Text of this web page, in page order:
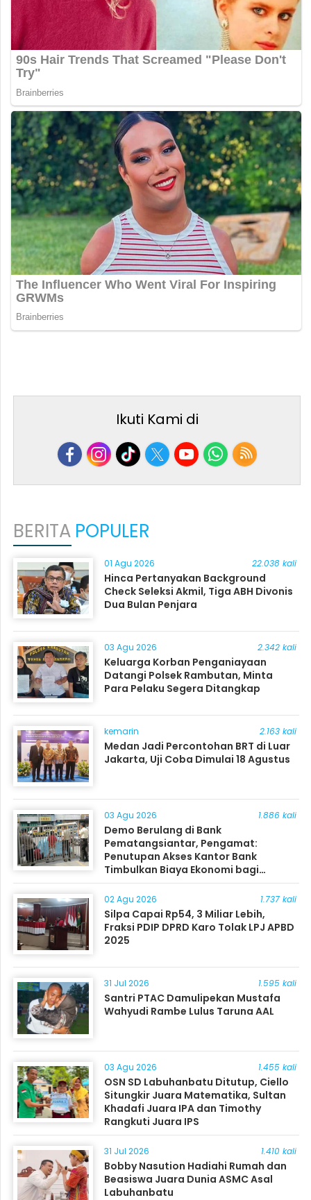
Ikuti Kami di
BERITA POPULER
01 Agu 2026 22.038 kali
Hinca Pertanyakan Background
Check Seleksi Akmil, Tiga ABH Divonis
Dua Bulan Penjara
03 Agu 2026 2.342 kali
Keluarga Korban Penganiayaan
Datangi Polsek Rambutan, Minta
Para Pelaku Segera Ditangkap
kemarin 2.163 kali
Medan Jadi Percontohan BRT di Luar
Jakarta, Uji Coba Dimulai 18 Agustus
03 Agu 2026 1.886 kali
Demo Berulang di Bank
Pematangsiantar, Pengamat:
Penutupan Akses Kantor Bank
Timbulkan Biaya Ekonomi bagi
Masyarakat
02 Agu 2026 1.737 kali
Silpa Capai Rp54, 3 Miliar Lebih,
Fraksi PDIP DPRD Karo Tolak LPJ APBD
2025
31 Jul 2026 1.595 kali
Santri PTAC Damulipekan Mustafa
Wahyudi Rambe Lulus Taruna AAL
03 Agu 2026 1.455 kali
OSN SD Labuhanbatu Ditutup, Ciello
Situngkir Juara Matematika, Sultan
Khadafi Juara IPA dan Timothy
Rangkuti Juara IPS
31 Jul 2026 1.410 kali
Bobby Nasution Hadiahi Rumah dan
Beasiswa Juara Dunia ASMC Asal
Labuhanbatu